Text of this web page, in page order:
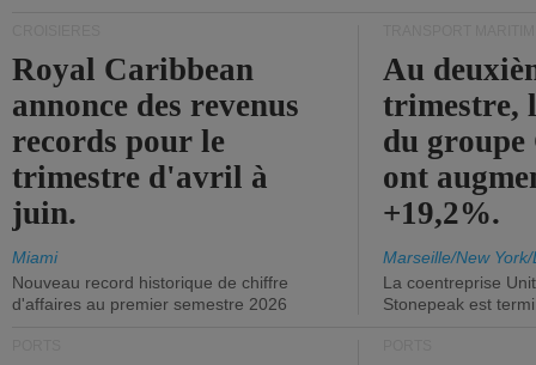
Royal Caribbean
annonce des revenus
records pour le
trimestre d'avril à
juin.
Miami
Nouveau record historique de chiffre
d'affaires au premier semestre 2026
Au
trimestre,
du
ont
+19,2%.
Marseille/New
La coentreprise
Stonepeak est